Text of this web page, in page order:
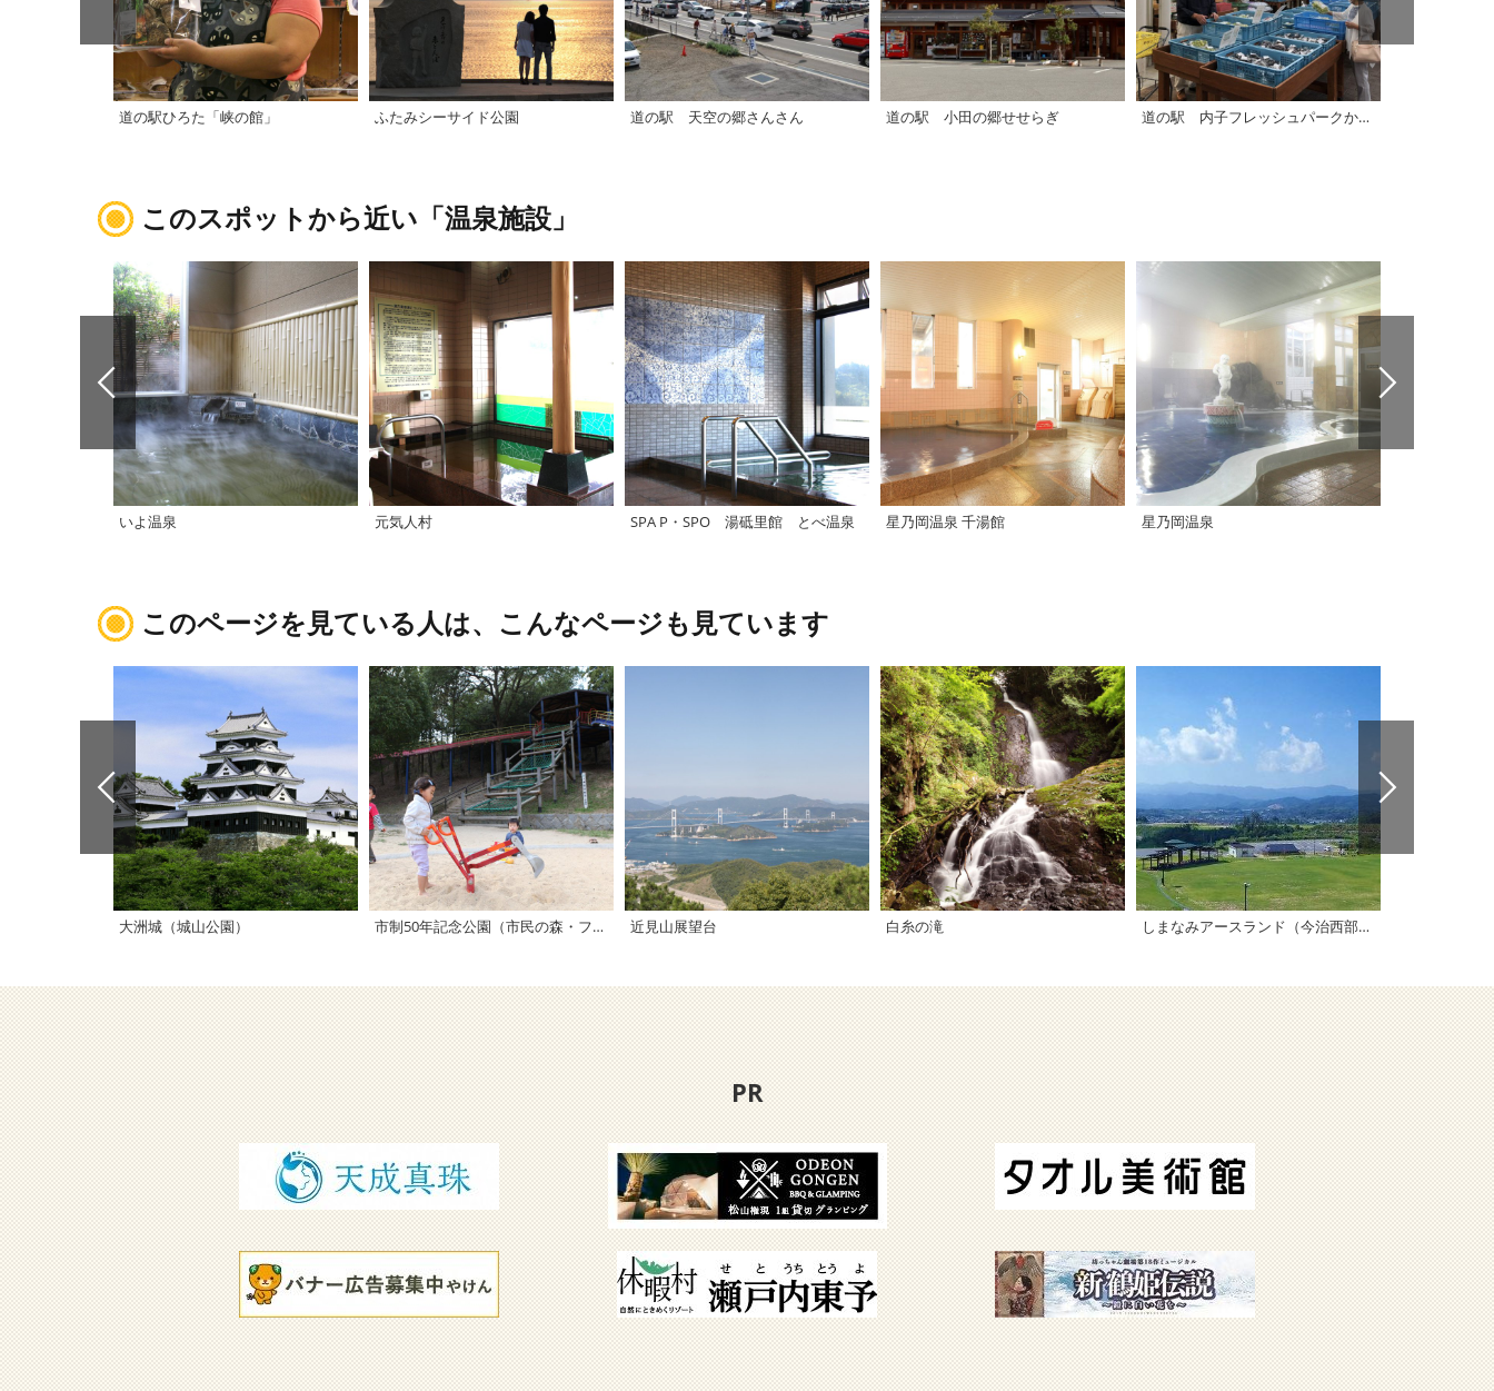
道の駅ひろた「峡の館」 ふたみシーサイド公園 道の駅 天空の郷さんさん 道の駅 小田の郷せせらぎ 道の駅 内子フレッシュパークからり「からり直売所」
このスポットから近い「温泉施設」
いよ温泉 元気人村 SPA P・SPO 湯砥里館 とべ温泉 星乃岡温泉 千湯館 星乃岡温泉
このページを見ている人は、こんなページも見ています
大洲城（城山公園） 市制50年記念公園（市民の森・フラワーパーク） 近見山展望台 白糸の滝 しまなみアースランド（今治西部丘陵公園）
PR